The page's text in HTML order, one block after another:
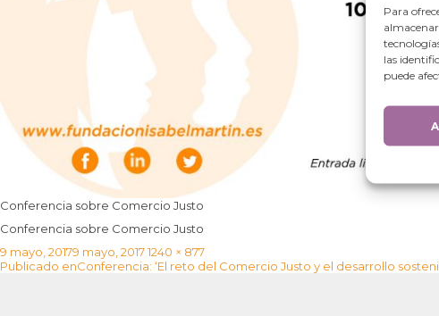
Para
las
puede
Conferencia sobre Comercio Justo
Conferencia sobre Comercio Justo
Publicado
el
9 mayo, 20179 mayo, 2017Tamaño
completo
1240 × 877
Navegación
Publicado enConferencia: ‘El reto del Comercio Justo y el desarrollo